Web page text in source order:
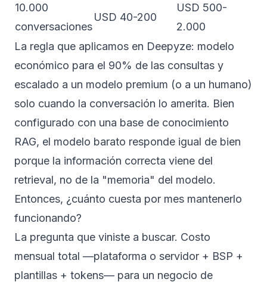
10.000
conversaciones
USD 40-200
USD 500-
2.000
La regla que aplicamos en Deepyze: modelo
económico para el 90% de las consultas y
escalado a un modelo premium (o a un humano)
solo cuando la conversación lo amerita. Bien
configurado con una base de conocimiento
RAG, el modelo barato responde igual de bien
porque la información correcta viene del
retrieval, no de la "memoria" del modelo.
Entonces, ¿cuánto cuesta por mes mantenerlo
funcionando?
La pregunta que viniste a buscar. Costo
mensual total —plataforma o servidor + BSP +
plantillas + tokens— para un negocio de